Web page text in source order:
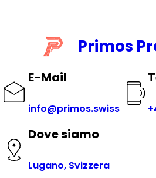
contenuto
Primos
E-Mail
info@primos.swiss
Dove siamo
Lugano, Svizzera